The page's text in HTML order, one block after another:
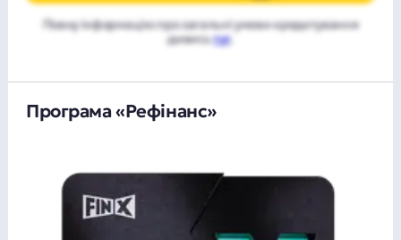
Програма «Рефінанс»
Повну інформацію про загальні умови кредитування
дивисьтут.